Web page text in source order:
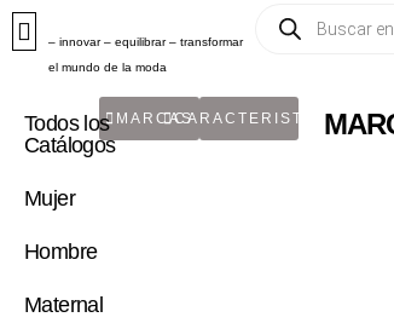
– innovar – equilibrar – transformar
el mundo de la moda
Todos los
Catálogos
Mujer
Hombre
Maternal
MARCASCARACTERISTICA